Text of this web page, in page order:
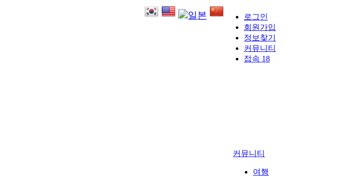
로그인
회원가입
정보찾기
커뮤니티
접속 18
커뮤니티
여행